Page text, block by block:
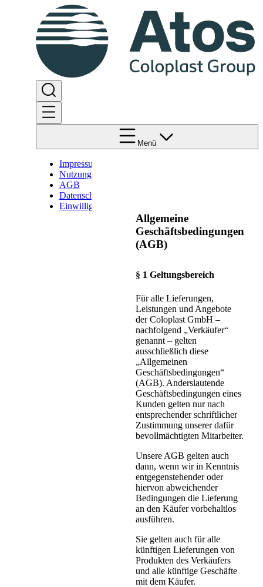
Menü
Impressum
Nutzungsbedingungen
AGB
Datenschutz
Einwilligungserklärung
Allgemeine
Geschäftsbedingungen
(AGB)
§ 1 Geltungsbereich
Für alle Lieferungen,
Leistungen und Angebote
der Coloplast GmbH –
nachfolgend „Verkäufer“
genannt – gelten
ausschließlich diese
„Allgemeinen
Geschäftsbedingungen“
(AGB). Anderslautende
Geschäftsbedingungen eines
Kunden gelten nur nach
entsprechender schriftlicher
Zustimmung unserer dafür
bevollmächtigten Mitarbeiter.
Unsere AGB gelten auch
dann, wenn wir in Kenntnis
entgegenstehender oder
hiervon abweichender
Bedingungen die Lieferung
an den Käufer vorbehaltlos
ausführen.
Sie gelten auch für alle
künftigen Lieferungen von
Produkten des Verkäufers
und alle künftige Geschäfte
mit dem Käufer.